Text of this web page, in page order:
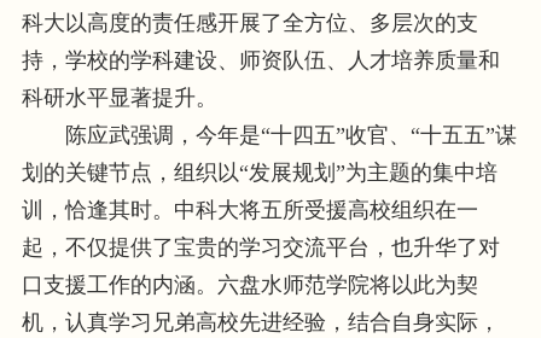
科大以高度的责任感开展了全方位、多层次的支
持，学校的学科建设、师资队伍、人才培养质量和
科研水平显著提升。
陈应武强调，今年是“十四五”收官、“十五五”谋
划的关键节点，组织以“发展规划”为主题的集中培
训，恰逢其时。中科大将五所受援高校组织在一
起，不仅提供了宝贵的学习交流平台，也升华了对
口支援工作的内涵。六盘水师范学院将以此为契
机，认真学习兄弟高校先进经验，结合自身实际，